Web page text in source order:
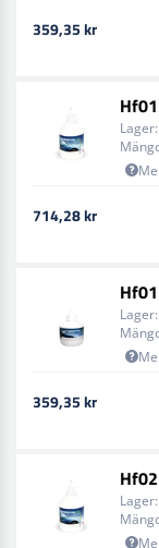
359,35 kr
Lager:
714,28 kr
Lager:
359,35 kr
Lager: